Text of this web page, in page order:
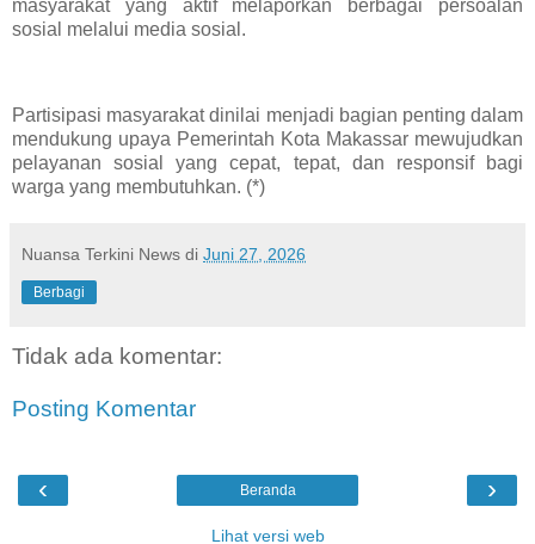
masyarakat yang aktif melaporkan berbagai persoalan
sosial melalui media sosial.
Partisipasi masyarakat dinilai menjadi bagian penting dalam
mendukung upaya Pemerintah Kota Makassar mewujudkan
pelayanan sosial yang cepat, tepat, dan responsif bagi
warga yang membutuhkan. (*)
Nuansa Terkini News di Juni 27, 2026
Berbagi
Tidak ada komentar:
Posting Komentar
‹ ›
Beranda
Lihat versi web